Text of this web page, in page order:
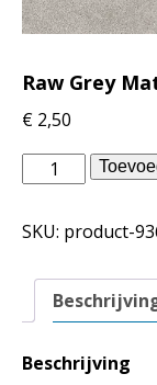
Raw Grey
€ 2,50
vtwonen
binnentegels
Raw
Mat
30x60
SKU: product-
Beschrijving